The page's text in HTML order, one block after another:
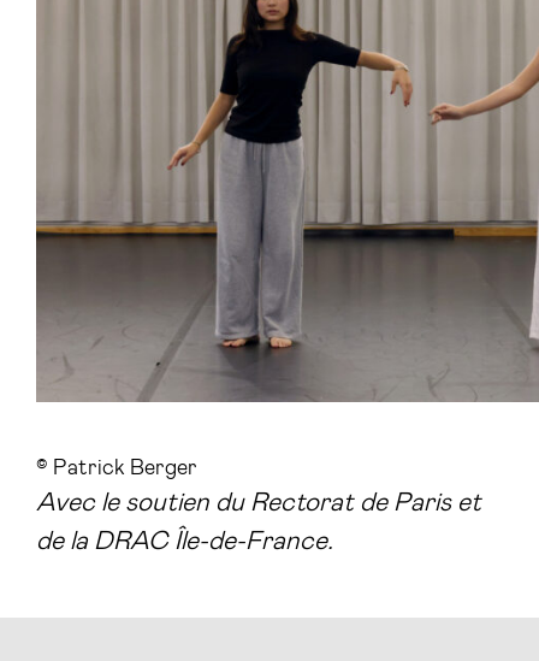
©️ Patrick Berger
Avec le soutien du Rectorat de Paris et
de la DRAC Île-de-France.